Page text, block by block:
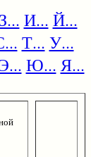
З... И... Й...
Т... У...
Ю... Я...